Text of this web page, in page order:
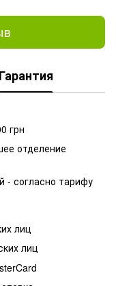
Гарантия
грн
отделение
- согласно тарифу
лиц
лиц